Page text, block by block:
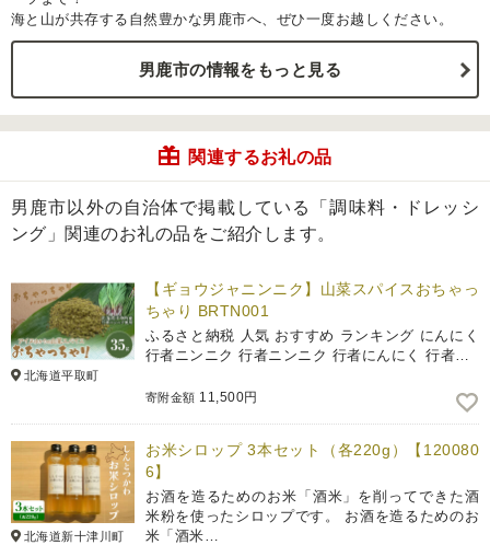
海と山が共存する自然豊かな男鹿市へ、ぜひ一度お越しください。
男鹿市の情報をもっと見る
関連するお礼の品
男鹿市以外の自治体で掲載している「調味料・ドレッシ
ング」関連のお礼の品をご紹介します。
北海道平取町
【ギョウジャニンニク】山菜スパイスおちゃっ
ちゃり BRTN001
ふるさと納税 人気 おすすめ ランキング にんにく
行者ニンニク 行者ニンニク 行者にんにく 行者…
寄附金額 11,500円
北海道新十津川町
お米シロップ 3本セット（各220g）【120080
6】
お酒を造るためのお米「酒米」を削ってできた酒
米粉を使ったシロップです。 お酒を造るためのお
米「酒米…